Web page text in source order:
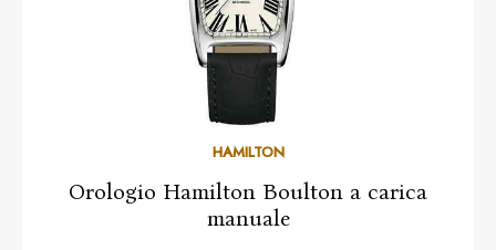
HAMILTON
Orologio Hamilton Boulton a carica
manuale